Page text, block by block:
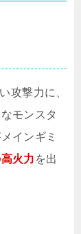
攻撃力に、
モンスタ
インギミ
火力 を出